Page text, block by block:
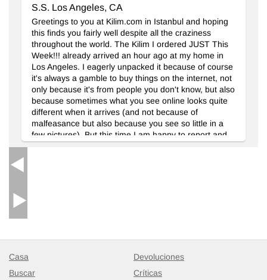
Alfombra Turca de Retazos- K0076606
148 cm x 248 cm
$339
S.S. Los Angeles, CA
Greetings to you at Kilim.com in Istanbul and hoping
this finds you fairly well despite all the craziness
throughout the world. The Kilim I ordered JUST This
Week!!! already arrived an hour ago at my home in
Los Angeles. I eagerly unpacked it because of course
it's always a gamble to buy things on the internet, not
only because it's from people you don't know, but also
because sometimes what you see online looks quite
different when it arrives (and not because of
malfeasance but also because you see so little in a
few pictures). But this time I am happy to report and
share with you that the kilim I fell in love with from
Casa
Buscar
Devoluciones
Críticas